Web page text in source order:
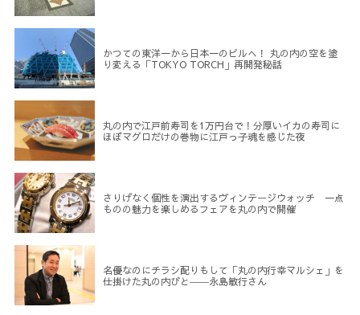
かつての東洋一から日本一のビルへ！ 丸の内の空を塗
り変える「TOKYO TORCH」再開発秘話
丸の内で江戸前寿司を1万円台で！分厚いイカの寿司に
ほぼマグロだけの巻物に江戸っ子魂を感じた夜
さりげなく個性を演出するヴィンテージウォッチ 一点
ものの魅力を楽しめるフェアを丸の内で開催
名優なのにチラシ配りもして「丸の内行幸マルシェ」を
仕掛けた丸の内びと――永島敏行さん